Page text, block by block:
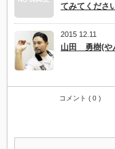
てみてくださ
2015 12.11
山田 勇樹(や
コメント ( 0 )